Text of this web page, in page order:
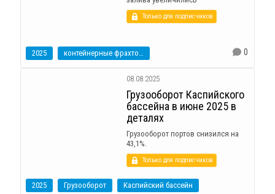
Только для подписчиков
2025 0
08.08.2025
Грузооборот Каспийского
бассейна в июне 2025 в
деталях
Грузооборот портов снизился на
43,1%.
Только для подписчиков
2025 Грузооборот
Каспийский бассейн